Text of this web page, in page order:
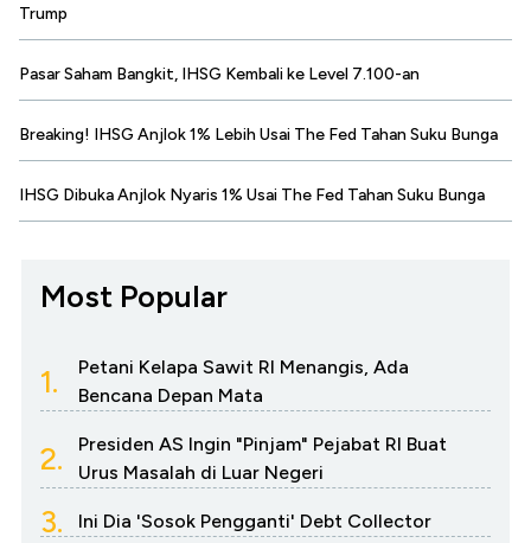
Trump
Pasar Saham Bangkit, IHSG Kembali ke Level 7.100-an
Breaking! IHSG Anjlok 1% Lebih Usai The Fed Tahan Suku Bunga
IHSG Dibuka Anjlok Nyaris 1% Usai The Fed Tahan Suku Bunga
Most Popular
1.
Petani Kelapa Sawit RI Menangis, Ada
Bencana Depan Mata
2.
Presiden AS Ingin "Pinjam" Pejabat RI Buat
Urus Masalah di Luar Negeri
3. Ini Dia 'Sosok Pengganti' Debt Collector